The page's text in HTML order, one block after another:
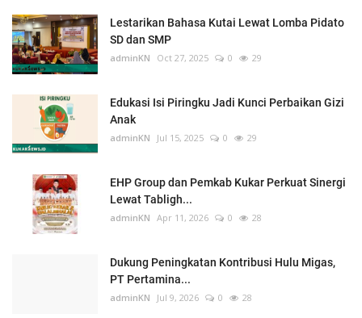
Lestarikan Bahasa Kutai Lewat Lomba Pidato
SD dan SMP
adminKN Oct 27, 2025 0 29
Edukasi Isi Piringku Jadi Kunci Perbaikan Gizi
Anak
adminKN Jul 15, 2025 0 29
EHP Group dan Pemkab Kukar Perkuat Sinergi
Lewat Tabligh...
adminKN Apr 11, 2026 0 28
Dukung Peningkatan Kontribusi Hulu Migas,
PT Pertamina...
adminKN Jul 9, 2026 0 28